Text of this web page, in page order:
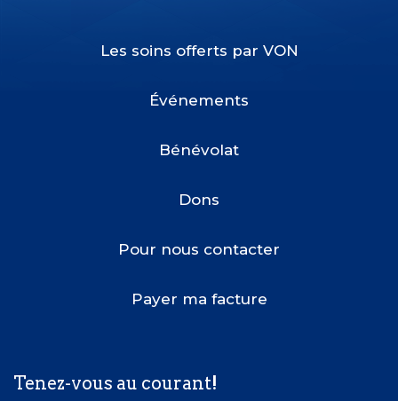
Les soins offerts par VON
Événements
Bénévolat
Dons
Pour nous contacter
Payer ma facture
Tenez-vous au courant!